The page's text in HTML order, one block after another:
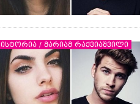
ისტორია / მარიამ რაქვიაშვილი